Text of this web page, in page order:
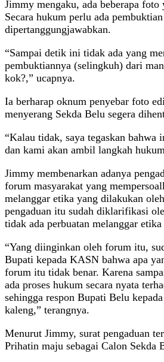
Jimmy mengaku, ada beberapa foto
Secara hukum perlu ada
dipertanggungjawabkan.
“Sampai detik ini tidak ada yang
pembuktiannya (selingkuh) dari
kok?,” ucapnya.
Ia berharap oknum penyebar foto
menyerang Sekda Belu segera
“Kalau tidak, saya tegaskan bahwa
dan kami akan ambil langkah
Jimmy membenarkan adanya
forum masyarakat yang
melanggar etika yang dilakukan
pengaduan itu sudah diklarifikasi
tidak ada perbuatan melanggar
“Yang diinginkan oleh forum itu,
Bupati kepada KASN bahwa apa
forum itu tidak benar. Karena
ada proses hukum secara nyata
sehingga respon Bupati Belu
kaleng,” terangnya.
Menurut Jimmy, surat pengaduan
Prihatin maju sebagai Calon Sekda